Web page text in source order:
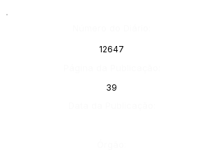
12647
39